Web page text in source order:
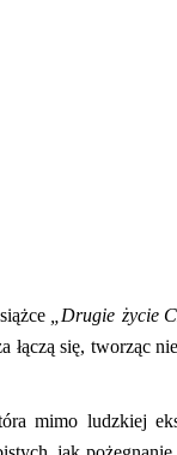
„Drugie życie C
się, tworząc
mimo ludzkiej